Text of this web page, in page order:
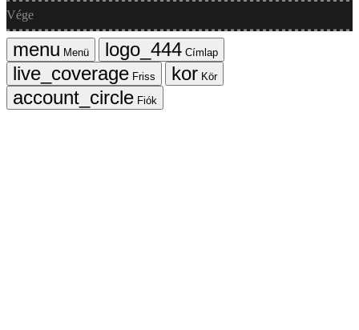
Vége
Menü
Címlap
Friss
Kör
Fiók